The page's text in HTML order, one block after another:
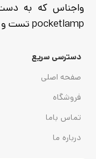
واجناس که به
pocketlamp تست و برسی میشه ...
دسترسی سریع
صفحه اصلی
فروشگاه
تماس باما
درباره ما